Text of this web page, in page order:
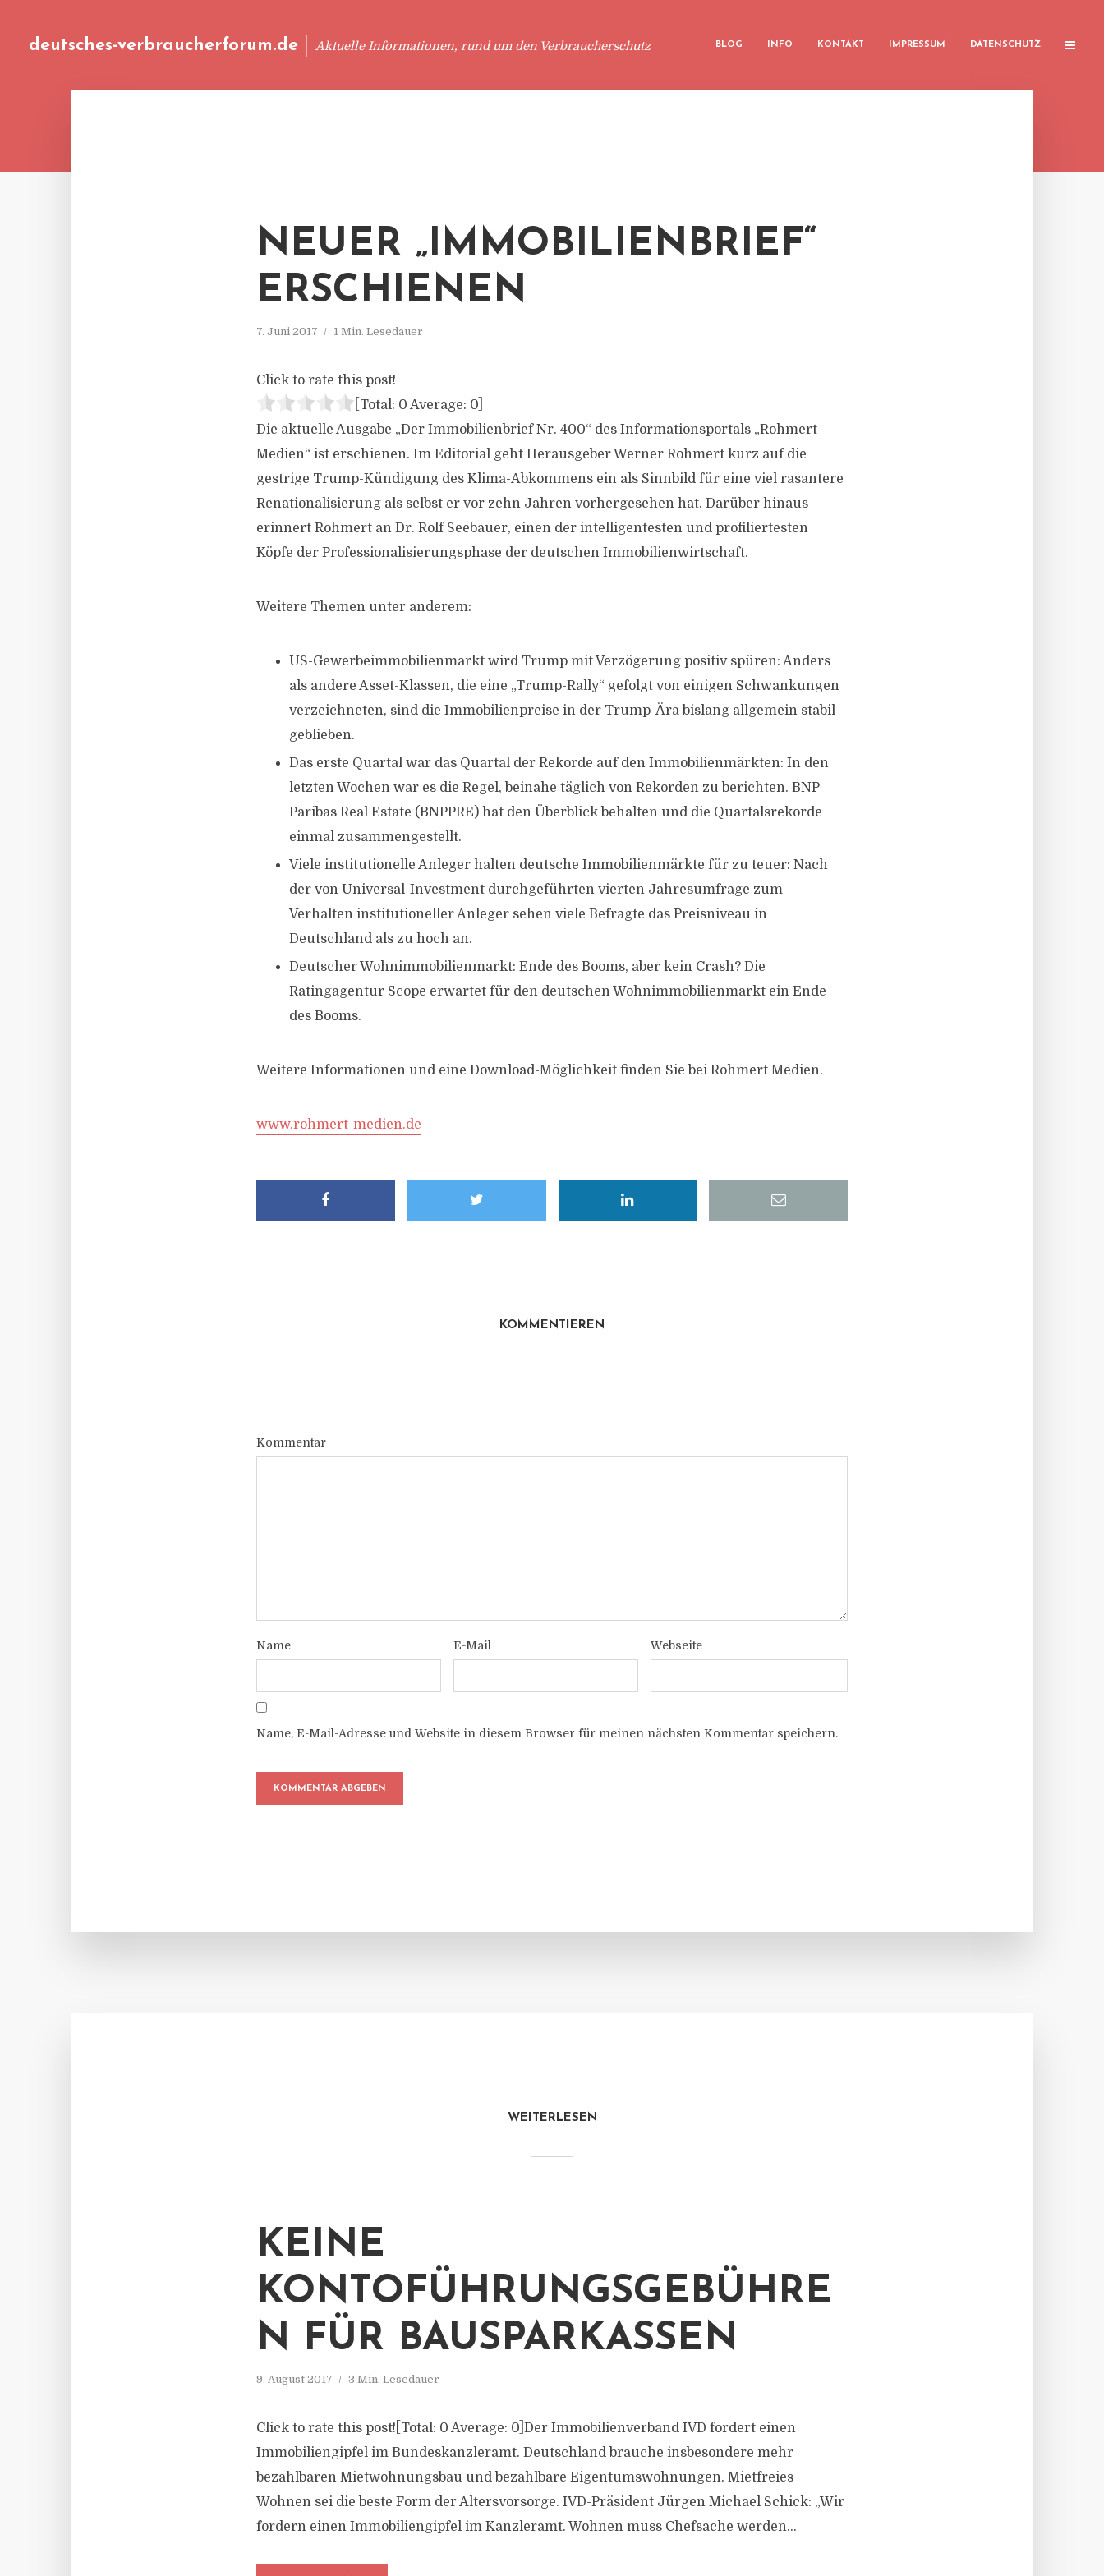
deutsches-verbraucherforum.de Aktuelle Informationen, rund um den Verbraucherschutz BLOG INFO KONTAKT IMPRESSUM DATENSCHUTZ
NEUER „IMMOBILIENBRIEF“
ERSCHIENEN
7. Juni 2017 1 Min. Lesedauer
Click to rate this post!
[Total: 0 Average: 0
Die aktuelle Ausgabe „Der Immobilienbrief Nr. 400“ des Informationsportals „Rohmert
Medien“ ist erschienen. Im Editorial geht Herausgeber Werner Rohmert kurz auf die
gestrige Trump-Kündigung des Klima-Abkommens ein als Sinnbild für eine viel rasantere
Renationalisierung als selbst er vor zehn Jahren vorhergesehen hat. Darüber hinaus
erinnert Rohmert an Dr. Rolf Seebauer, einen der intelligentesten und profiliertesten
Köpfe der Professionalisierungsphase der deutschen Immobilienwirtschaft.
Weitere Themen unter anderem:
US-Gewerbeimmobilienmarkt wird Trump mit Verzögerung positiv spüren: Anders
als andere Asset-Klassen, die eine „Trump-Rally“ gefolgt von einigen Schwankungen
verzeichneten, sind die Immobilienpreise in der Trump-Ära bislang allgemein stabil
geblieben.
Das erste Quartal war das Quartal der Rekorde auf den Immobilienmärkten: In den
letzten Wochen war es die Regel, beinahe täglich von Rekorden zu berichten. BNP
Paribas Real Estate (BNPPRE) hat den Überblick behalten und die Quartalsrekorde
einmal zusammengestellt.
Viele institutionelle Anleger halten deutsche Immobilienmärkte für zu teuer: Nach
der von Universal-Investment durchgeführten vierten Jahresumfrage zum
Verhalten institutioneller Anleger sehen viele Befragte das Preisniveau in
Deutschland als zu hoch an.
Deutscher Wohnimmobilienmarkt: Ende des Booms, aber kein Crash? Die
Ratingagentur Scope erwartet für den deutschen Wohnimmobilienmarkt ein Ende
des Booms.
Weitere Informationen und eine Download-Möglichkeit finden Sie bei Rohmert Medien.
www.rohmert-medien.de
KOMMENTIEREN
Kommentar
Name E-Mail Webseite
Name, E-Mail-Adresse und Website in diesem Browser für meinen nächsten Kommentar speichern.
WEITERLESEN
KEINE
KONTOFÜHRUNGSGEBÜHRE
N FÜR BAUSPARKASSEN
9. August 2017 3 Min. Lesedauer
Click to rate this post![Total: 0 Average: 0]Der Immobilienverband IVD fordert einen
Immobiliengipfel im Bundeskanzleramt. Deutschland brauche insbesondere mehr
bezahlbaren Mietwohnungsbau und bezahlbare Eigentumswohnungen. Mietfreies
Wohnen sei die beste Form der Altersvorsorge. IVD-Präsident Jürgen Michael Schick: „Wir
fordern einen Immobiliengipfel im Kanzleramt. Wohnen muss Chefsache werden...